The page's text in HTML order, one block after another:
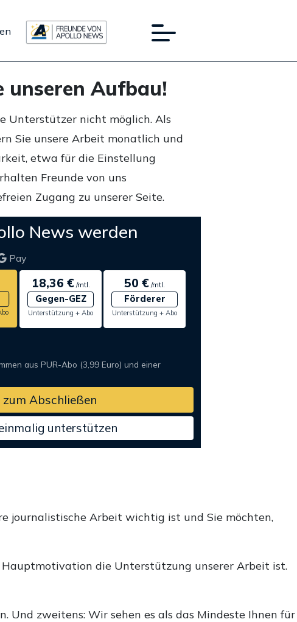
unseren Aufbau!
Unterstützer nicht möglich. Als
Sie unsere Arbeit monatlich und
etwa für die Einstellung
Freunde von uns
Zugang zu unserer Seite.
News werden
Pay
18,36 €/mtl.
Gegen-GEZ
Unterstützung + Abo
50 € /mtl.
Förderer
Unterstützung + Abo
aus PUR-Abo (3,99 Euro) und einer
Abschließen
unterstützen
journalistische Arbeit wichtig ist und Sie möchten,
Hauptmotivation die Unterstützung unserer Arbeit ist.
Und zweitens: Wir sehen es als das Mindeste Ihnen für